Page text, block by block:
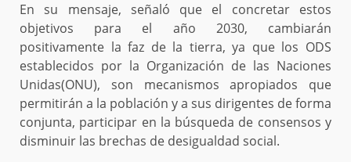
En su mensaje, señaló que el concretar estos
objetivos para el año 2030, cambiarán
positivamente la faz de la tierra, ya que los ODS
establecidos por la Organización de las Naciones
Unidas(ONU), son mecanismos apropiados que
permitirán a la población y a sus dirigentes de forma
conjunta, participar en la búsqueda de consensos y
disminuir las brechas de desigualdad social.